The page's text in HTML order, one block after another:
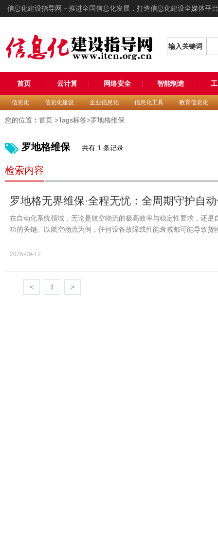
信息化建设指导网－推进全国信息化发展，打造信息化建设全媒体平台
输入关键词
首页 云计算 网络安全 智能制造
信息化 信息化建设 企业信息化 信息化工具 教育信息化
您的位置 ： 首页 >Tags标签>罗地格维保
罗地格维保 共有 1 条记录
检索内容
罗地格无界维保·全程无忧：全周期守护自
在自动化系统领域，无论是航空物流的极高效率与稳定性要求，还
功的关键。以航空物流为例，任何设备故障或性能衰减都可能导致
2025-09-12
< 1 >